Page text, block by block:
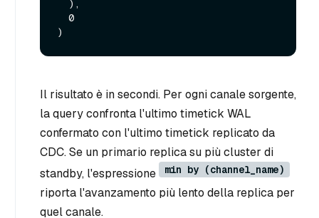
Il risultato è in secondi. Per ogni canale sorgente,
la query confronta l'ultimo timetick WAL
confermato con l'ultimo timetick replicato da
CDC. Se un primario replica su più cluster di
standby, l'espressione
min by (channel_name)
riporta l'avanzamento più lento della replica per
quel canale.